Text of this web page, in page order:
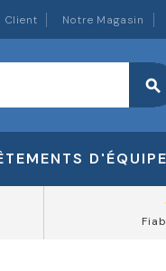
Client Notre Magasin
search
D'ÉQUIPE